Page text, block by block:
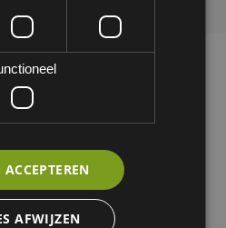
ACCEPTEREN
AFWIJZEN